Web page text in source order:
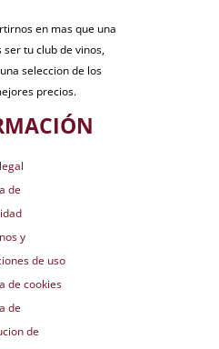
en mas que una
tu club de vinos,
seleccion de los
precios.
de
y
de uso
de cookies
de
de